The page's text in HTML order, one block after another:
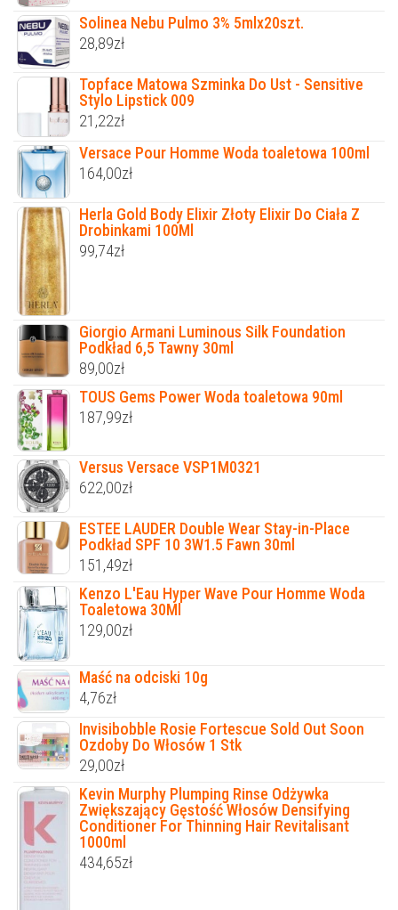
Solinea Nebu Pulmo 3% 5mlx20szt.
28,89zł
Topface Matowa Szminka Do Ust - Sensitive
Stylo Lipstick 009
21,22zł
Versace Pour Homme Woda toaletowa 100ml
164,00zł
Herla Gold Body Elixir Złoty Elixir Do Ciała Z
Drobinkami 100Ml
99,74zł
Giorgio Armani Luminous Silk Foundation
Podkład 6,5 Tawny 30ml
89,00zł
TOUS Gems Power Woda toaletowa 90ml
187,99zł
Versus Versace VSP1M0321
622,00zł
ESTEE LAUDER Double Wear Stay-in-Place
Podkład SPF 10 3W1.5 Fawn 30ml
151,49zł
Kenzo L'Eau Hyper Wave Pour Homme Woda
Toaletowa 30Ml
129,00zł
Maść na odciski 10g
4,76zł
Invisibobble Rosie Fortescue Sold Out Soon
Ozdoby Do Włosów 1 Stk
29,00zł
Kevin Murphy Plumping Rinse Odżywka
Zwiększający Gęstość Włosów Densifying
Conditioner For Thinning Hair Revitalisant
1000ml
434,65zł